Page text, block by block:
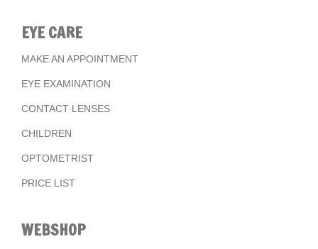
EYE CARE
MAKE AN APPOINTMENT
EYE EXAMINATION
CONTACT LENSES
CHILDREN
OPTOMETRIST
PRICE LIST
WEBSHOP